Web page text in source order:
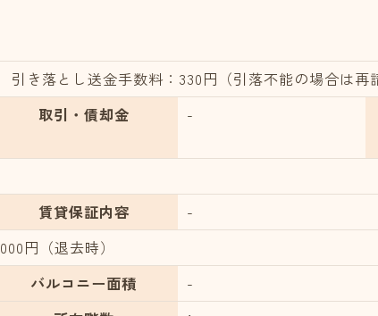
き落とし送金手数料：330円（引落不能の場合は再
取引・債却金 -
賃貸保証内容
-
円（退去時）
バルコニー面積
-